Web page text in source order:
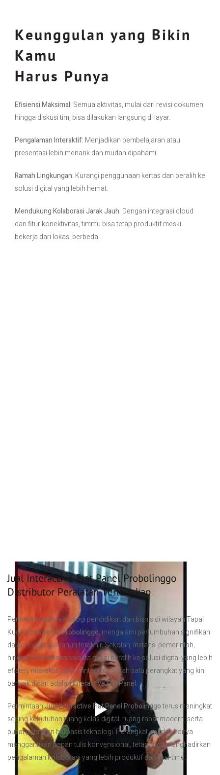
Keunggulan yang Bikin
Kamu
Harus Punya
Efisiensi Maksimal: Semua aktivitas, mulai dari revisi dokumen
hingga diskusi tim, bisa dilakukan langsung di layar.
Pengalaman Interaktif: Menjadikan pembelajaran atau
presentasi lebih menarik dan mudah dipahami.
Ramah Lingkungan: Kurangi penggunaan kertas dan beralih ke
solusi digital yang lebih hemat.
Mendukung Kolaborasi Jarak Jauh: Dengan integrasi cloud
dan fitur konektivitas, timmu bisa tetap produktif meski
bekerja dari lokasi berbeda.
Jual Interactive Flat Panel Probolinggo
Distributor Peralatan Terlengkap
Perkembangan teknologi pendidikan dan bisnis di wilayah Tapal
Kuda, khususnyaProbolinggo, mengalami pertumbuhan signifikan
dalam beberapa tahun terakhir. Sekolah, instansi pemerintah,
hingga perusahaan swasta mulai beralih ke solusi digital yang lebih
efisien, interaktif, dan terintegrasi. Salah satu perangkat yang kini
banyak dicari adalahInteractive Flat Panel.
PermintaanJual Interactive Flat Panel Probolinggoterus meningkat
seiring kebutuhan ruang kelas digital, ruang rapat modern, serta
pusat pelatihan berbasis teknologi. Perangkat ini tidak hanya
menggantikan papan tulis konvensional, tetapi juga menghadirkan
pengalaman kolaborasi yang lebih produktif dan real-time.